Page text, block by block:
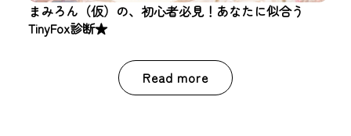
まみろん（仮）の、初心者必見！あなたに似合う
TinyFox診断★
Read more